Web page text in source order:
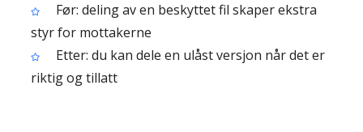
Før: deling av en beskyttet fil skaper ekstra
styr for mottakerne
Etter: du kan dele en ulåst versjon når det er
riktig og tillatt